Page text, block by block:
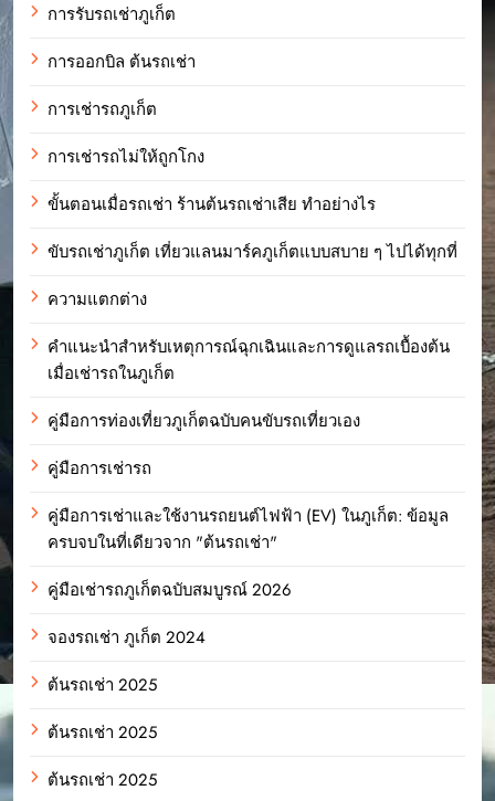
การรับรถเช่าภูเก็ต
การออกบิล ต้นรถเช่า
การเช่ารถภูเก็ต
การเช่ารถไม่ให้ถูกโกง
ขั้นตอนเมื่อรถเช่า ร้านต้นรถเช่าเสีย ทำอย่างไร
ขับรถเช่าภูเก็ต เที่ยวแลนมาร์คภูเก็ตแบบสบาย ๆ ไปได้ทุกที่
ความแตกต่าง
คำแนะนำสำหรับเหตุการณ์ฉุกเฉินและการดูแลรถเบื้องต้น
เมื่อเช่ารถในภูเก็ต
คู่มือการท่องเที่ยวภูเก็ตฉบับคนขับรถเที่ยวเอง
คู่มือการเช่ารถ
คู่มือการเช่าและใช้งานรถยนต์ไฟฟ้า (EV) ในภูเก็ต: ข้อมูล
ครบจบในที่เดียวจาก "ต้นรถเช่า"
คู่มือเช่ารถภูเก็ตฉบับสมบูรณ์ 2026
จองรถเช่า ภูเก็ต 2024
ต้นรถเช่า 2025
ต้นรถเช่า 2025
ต้นรถเช่า 2025